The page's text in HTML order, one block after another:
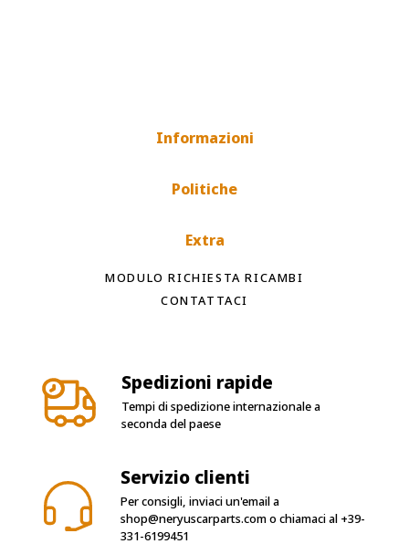
Informazioni
Politiche
Extra
MODULO RICHIESTA RICAMBI
CONTATTACI
Spedizioni rapide
Tempi di spedizione internazionale a
seconda del paese
Servizio clienti
Per consigli, inviaci un'email a
shop@neryuscarparts.como chiamaci al +39-
331-6199451